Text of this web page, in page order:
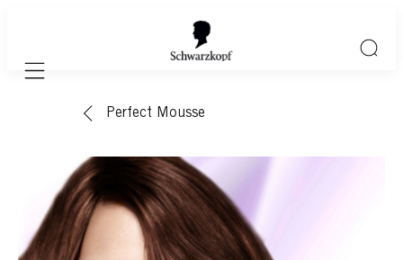
Mobile navigation
Perfect Mousse